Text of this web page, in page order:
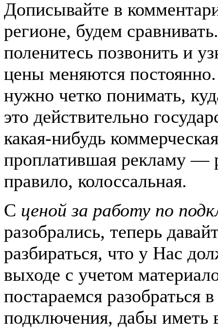
Дописывайте в
регионе, будем
поленитесь позвонить и
цены меняются
нужно четко понимать,
это действительно
какая-нибудь
проплатившая рекламу —
правило, колоссальная.
С ценой за работу по
разобрались, теперь
разбираться, что у Нас
выходе с учетом
постараемся разобраться
подключения, дабы иметь